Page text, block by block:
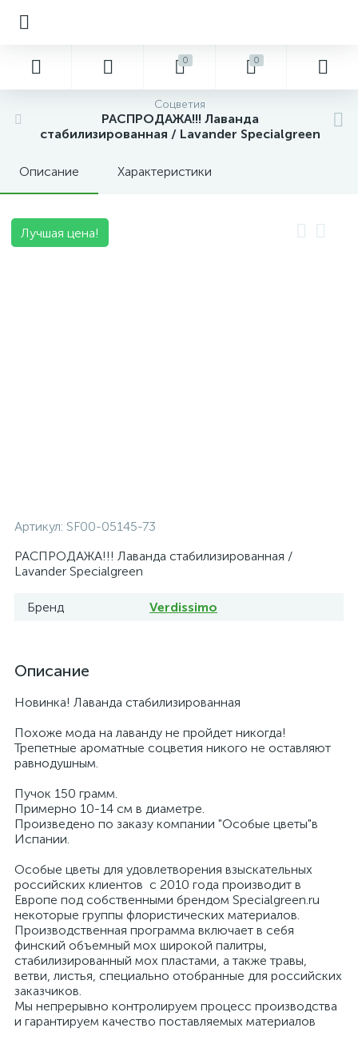
0 0
Соцветия
РАСПРОДАЖА!!! Лаванда
стабилизированная / Lavander Specialgreen
Описание Характеристики
Лучшая цена!
Артикул: SF00-05145-73
РАСПРОДАЖА!!! Лаванда стабилизированная /
Lavander Specialgreen
Бренд Verdissimo
Описание
Новинка! Лаванда стабилизированная
Похоже мода на лаванду не пройдет никогда!
Трепетные ароматные соцветия никого не оставляют
равнодушным.
Пучок 150 грамм.
Примерно 10-14 см в диаметре.
Произведено по заказу компании "Особые цветы"в
Испании.
Особые цветы для удовлетворения взыскательных
российских клиентов с 2010 года производит в
Европе под собственными брендом Specialgreen.ru
некоторые группы флористических материалов.
Производственная программа включает в себя
финский объемный мох широкой палитры,
стабилизированный мох пластами, а также травы,
ветви, листья, специально отобранные для российских
заказчиков.
Мы непрерывно контролируем процесс производства
и гарантируем качество поставляемых материалов